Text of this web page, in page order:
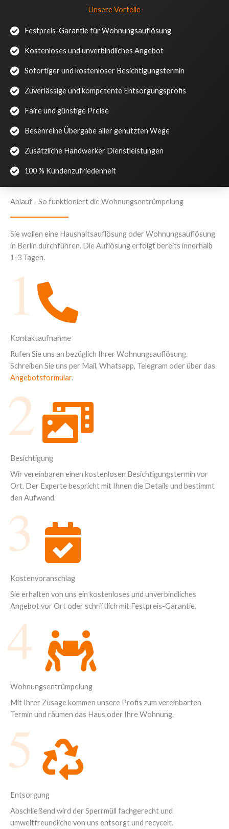
Unsere Vorteile
Festpreis-Garantie für Wohnungsauflösung
Kostenloses und unverbindliches Angebot
Sofortiger und kostenloser Besichtigungstermin
Zuverlässige und kompetente Entsorgungsprofis
Faire und günstige Preise
Besenreine Übergabe aller genutzten Wege
Zusätzliche Handwerker Dienstleistungen
100 % Kundenzufriedenheit
Ablauf - So funktioniert die Wohnungsentrümpelung
Sie wollen eine Haushaltsauflösung oder Wohnungsauflösung
in Berlin durchführen. Die Auflösung erfolgt bereits innerhalb
1-3 Tagen.
1
Kontaktaufnahme
Rufen Sie uns an bezüglich Ihrer Wohnungsauflösung.
Schreiben Sie uns per Mail, Whatsapp, Telegram oder über das
Angebotsformular.
2
Besichtigung
Wir vereinbaren einen kostenlosen Besichtigungstermin vor
Ort. Der Experte bespricht mit Ihnen die Details und bestimmt
den Aufwand.
3
Kostenvoranschlag
Sie erhalten von uns ein kostenloses und unverbindliches
Angebot vor Ort oder schriftlich mit Festpreis-Garantie.
4
Wohnungsentrümpelung
Mit Ihrer Zusage kommen unsere Profis zum vereinbarten
Termin und räumen das Haus oder Ihre Wohnung.
5
Entsorgung
Abschließend wird der Sperrmüll fachgerecht und
umweltfreundliche von uns entsorgt und recycelt.